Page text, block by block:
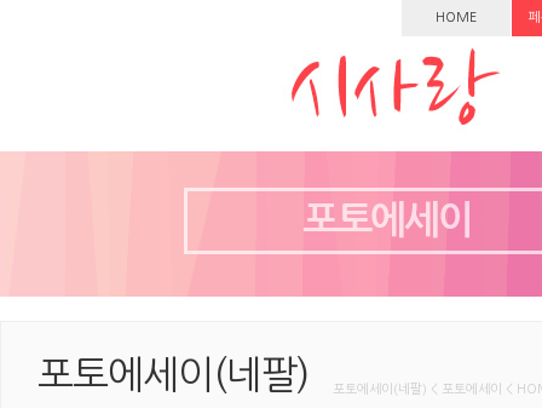
HOME
포토에세이
포토에세이(네팔) 포토에세이(네팔) < 포토에세이 <